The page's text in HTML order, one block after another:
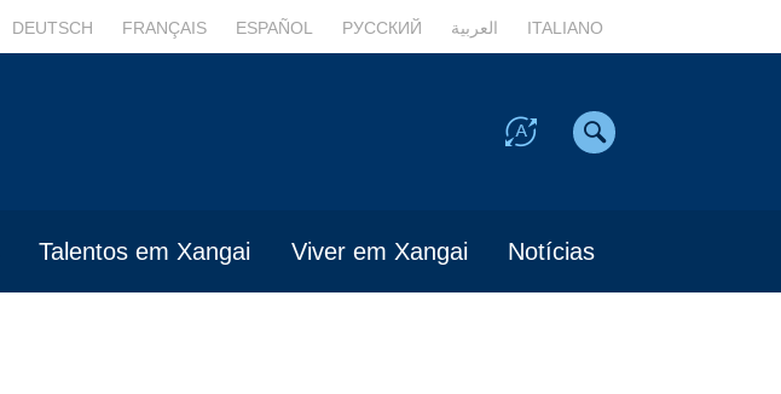
DEUTSCH FRANÇAIS ESPAÑOL РУССКИЙ العربية ITALIANO
Talentos em Xangai Viver em Xangai Notícias